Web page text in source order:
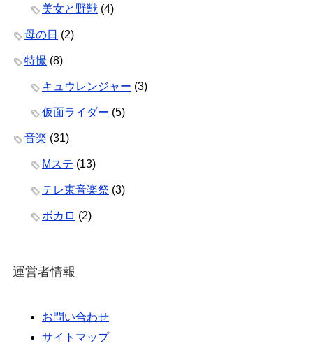
美女と野獣 (4)
母の日 (2)
特撮 (8)
キュウレンジャー (3)
仮面ライダー (5)
音楽 (31)
Mステ (13)
テレ東音楽祭 (3)
ボカロ (2)
運営者情報
お問い合わせ
サイトマップ